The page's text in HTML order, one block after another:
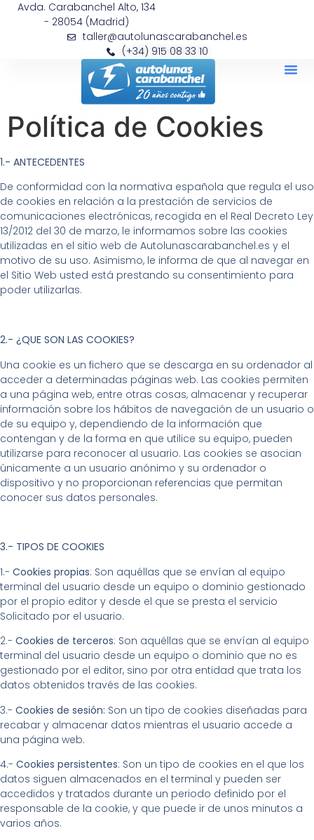
Avda. Carabanchel Alto, 134
- 28054 (Madrid)
taller@autolunascarabanchel.es
(+34) 915 08 33 10
Política de Cookies
1.- ANTECEDENTES
De conformidad con la normativa española que regula el uso
de cookies en relación a la prestación de servicios de
comunicaciones electrónicas, recogida en el Real Decreto Ley
13/2012 del 30 de marzo, le informamos sobre las cookies
utilizadas en el sitio web de Autolunascarabanchel.es y el
motivo de su uso. Asimismo, le informa de que al navegar en
el Sitio Web usted está prestando su consentimiento para
poder utilizarlas.
2.- ¿QUE SON LAS COOKIES?
Una cookie es un fichero que se descarga en su ordenador al
acceder a determinadas páginas web. Las cookies permiten
a una página web, entre otras cosas, almacenar y recuperar
información sobre los hábitos de navegación de un usuario o
de su equipo y, dependiendo de la información que
contengan y de la forma en que utilice su equipo, pueden
utilizarse para reconocer al usuario. Las cookies se asocian
únicamente a un usuario anónimo y su ordenador o
dispositivo y no proporcionan referencias que permitan
conocer sus datos personales.
3.- TIPOS DE COOKIES
1.- Cookies propias: Son aquéllas que se envían al equipo
terminal del usuario desde un equipo o dominio gestionado
por el propio editor y desde el que se presta el servicio
Solicitado por el usuario.
2.- Cookies de terceros: Son aquéllas que se envían al equipo
terminal del usuario desde un equipo o dominio que no es
gestionado por el editor, sino por otra entidad que trata los
datos obtenidos través de las cookies.
3.- Cookies de sesión: Son un tipo de cookies diseñadas para
recabar y almacenar datos mientras el usuario accede a
una página web.
4.- Cookies persistentes: Son un tipo de cookies en el que los
datos siguen almacenados en el terminal y pueden ser
accedidos y tratados durante un periodo definido por el
responsable de la cookie, y que puede ir de unos minutos a
varios años.